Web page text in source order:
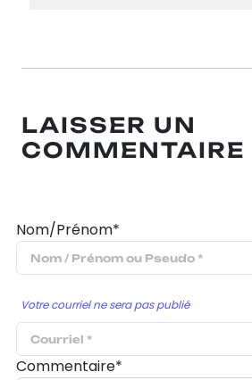
LAISSER UN
COMMENTAIRE
Nom/Prénom*
Votre courriel ne sera pas publié
Commentaire*